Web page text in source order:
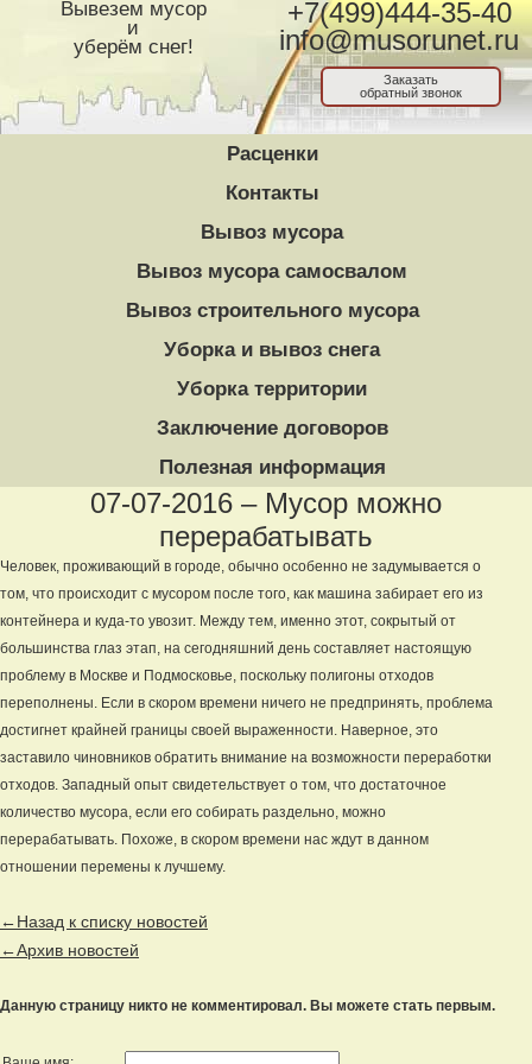
Вывезем мусор
и
уберём снег!
+7(499)444-35-40
info@musorunet.ru
Заказать
обратный звонок
Расценки
Контакты
Вывоз мусора
Вывоз мусора самосвалом
Вывоз строительного мусора
Уборка и вывоз снега
Уборка территории
Заключение договоров
Полезная информация
07-07-2016 – Мусор можно
перерабатывать
Человек, проживающий в городе, обычно особенно не задумывается о
том, что происходит с мусором после того, как машина забирает его из
контейнера и куда-то увозит. Между тем, именно этот, сокрытый от
большинства глаз этап, на сегодняшний день составляет настоящую
проблему в Москве и Подмосковье, поскольку полигоны отходов
переполнены. Если в скором времени ничего не предпринять, проблема
достигнет крайней границы своей выраженности. Наверное, это
заставило чиновников обратить внимание на возможности переработки
отходов. Западный опыт свидетельствует о том, что достаточное
количество мусора, если его собирать раздельно, можно
перерабатывать. Похоже, в скором времени нас ждут в данном
отношении перемены к лучшему.
←Назад к списку новостей
←Архив новостей
Данную страницу никто не комментировал. Вы можете стать первым.